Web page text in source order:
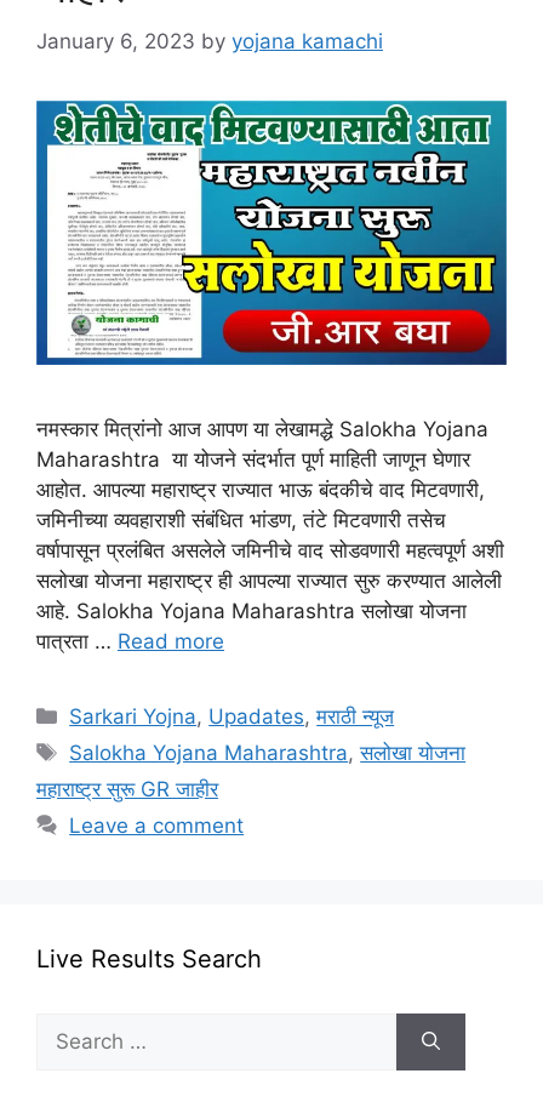
January 6, 2023 by yojana kamachi
नमस्कार मित्रांनो आज आपण या लेखामद्धे Salokha Yojana
Maharashtra या योजने संदर्भात पूर्ण माहिती जाणून घेणार
आहोत. आपल्या महाराष्ट्र राज्यात भाऊ बंदकीचे वाद मिटवणारी,
जमिनीच्या व्यवहाराशी संबंधित भांडण, तंटे मिटवणारी तसेच
वर्षापासून प्रलंबित असलेले जमिनीचे वाद सोडवणारी महत्वपूर्ण अशी
सलोखा योजना महाराष्ट्र ही आपल्या राज्यात सुरु करण्यात आलेली
आहे. Salokha Yojana Maharashtra सलोखा योजना
पात्रता … Read more
Categories
Sarkari Yojna, Upadates,मराठी न्यूज
Tags
Salokha Yojana Maharashtra,सलोखा योजना
महाराष्ट्र सुरू GR जाहीर
Leave a comment
Live Results Search
for: